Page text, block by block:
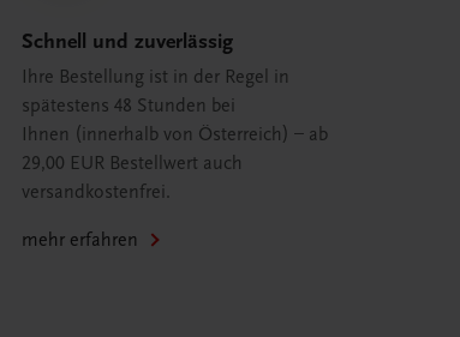
Schnell und zuverlässig
Ihre Bestellung ist in der Regel in
spätestens 48 Stunden bei
Ihnen (innerhalb von Österreich) – ab
29,00 EUR Bestellwert auch
versandkostenfrei.
mehr erfahren